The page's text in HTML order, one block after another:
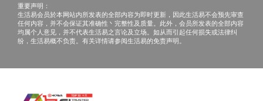
重要声明：
生活易会员於本网站内所发表的全部内容为即时更新，因此生活易不会预先审查
任何内容，并不会保证其准确性丶完整性及质量。此外，会员所发表的全部内容
均属个人意见，并不代表生活易之言论及立场。如从而引起任何损失或法律纠
纷，生活易概不负责。有关详情请参阅生活易的免责声明。